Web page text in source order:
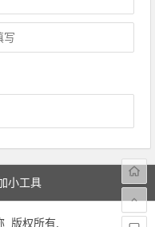
小工具
版权所有.